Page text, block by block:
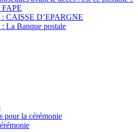
FAPE
: CAISSE D’EPARGNE
: La Banque postale
pour la cérémonie